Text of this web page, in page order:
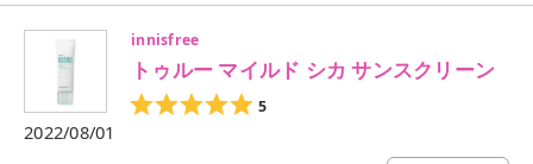
innisfree
トゥルー マイルド シカ サンスクリーン
5
2022/08/01